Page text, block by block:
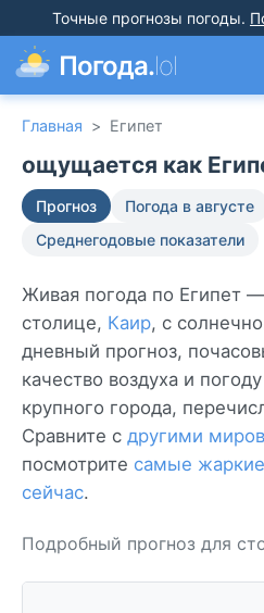
Точные прогнозы погоды.
Погода.lol
Главная > Египет
ощущается как
Прогноз Погода в августе
Среднегодовые показатели
Живая погода по Египет
столице, Каир, с
дневный прогноз,
качество воздуха и
крупного города,
Сравните с другими
посмотрите самые
сейчас.
Подробный прогноз для